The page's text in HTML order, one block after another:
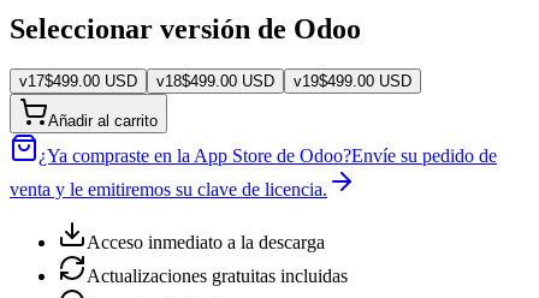
Seleccionar versión de Odoo
v17$499.00 USD v18$499.00 USD v19$499.00 USD
Añadir al carrito
¿Ya compraste en la App Store de Odoo?Envíe su pedido de
venta y le emitiremos su clave de licencia.
Acceso inmediato a la descarga
Actualizaciones gratuitas incluidas